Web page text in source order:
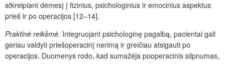
atkreipiant dėmesį į fizinius, psichologinius ir emocinius aspektus
prieš ir po operacijos [12–14].
Praktinė reikšmė. Integruojant psichologinę pagalbą, pacientai gali
geriau valdyti priešoperacinį nerimą ir greičiau atsigauti po
operacijos. Duomenys rodo, kad sumažėja pooperacinis silpnumas,